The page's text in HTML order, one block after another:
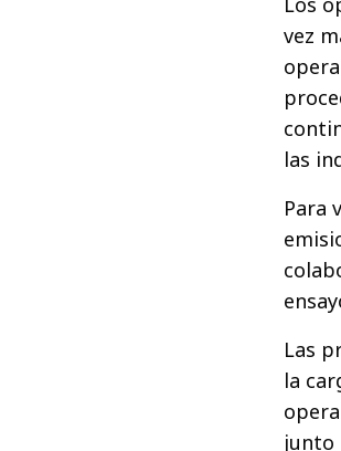
vez
las
Para
Las
la
junto